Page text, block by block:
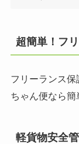
超簡単！フ
フリーランス
ちゃん便なら
軽貨物安全